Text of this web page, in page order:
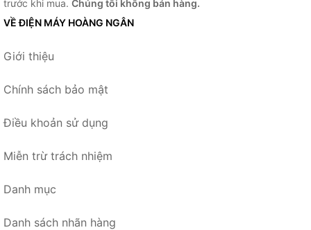
trước khi mua. Chúng tôi không bán hàng.
VỀ ĐIỆN MÁY HOÀNG NGÂN
Giới thiệu
Chính sách bảo mật
Điều khoản sử dụng
Miễn trừ trách nhiệm
Danh mục
Danh sách nhãn hàng